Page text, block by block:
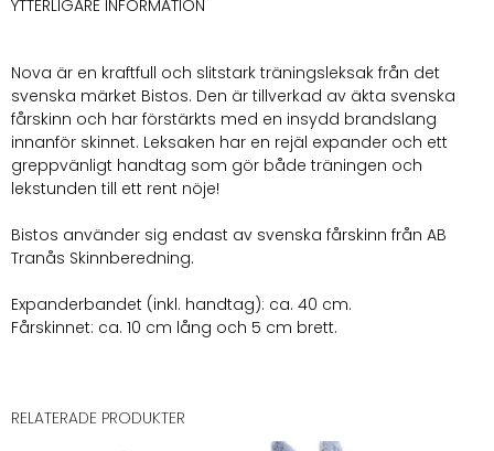
YTTERLIGARE INFORMATION
Nova är en kraftfull och slitstark träningsleksak från det
svenska märket Bistos. Den är tillverkad av äkta svenska
fårskinn och har förstärkts med en insydd brandslang
innanför skinnet. Leksaken har en rejäl expander och ett
greppvänligt handtag som gör både träningen och
lekstunden till ett rent nöje!
Bistos använder sig endast av svenska fårskinn från AB
Tranås Skinnberedning.
Expanderbandet (inkl. handtag): ca. 40 cm.
Fårskinnet: ca. 10 cm lång och 5 cm brett.
RELATERADE PRODUKTER